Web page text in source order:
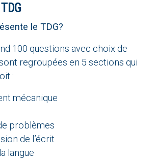
le TDG?
100 questions avec choix de
regroupées en 5 sections qui
:
mécanique
problèmes
de l’écrit
langue